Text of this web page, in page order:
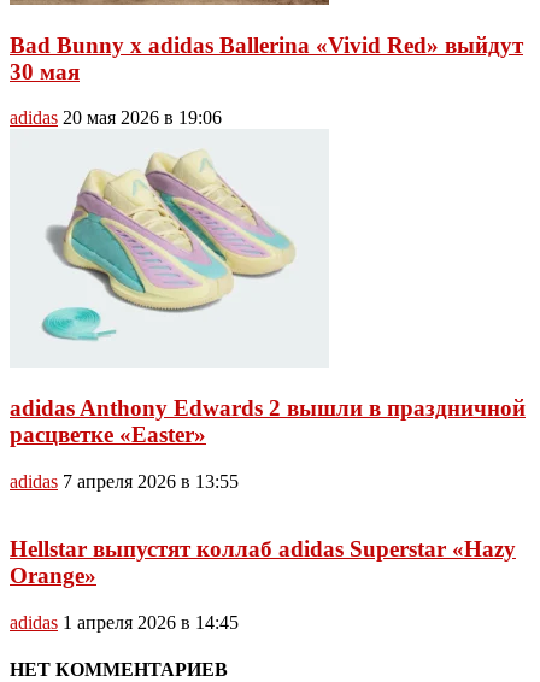
Bad Bunny x adidas Ballerina «Vivid Red» выйдут
30 мая
adidas 20 мая 2026 в 19:06
adidas Anthony Edwards 2 вышли в праздничной
расцветке «Easter»
adidas 7 апреля 2026 в 13:55
Hellstar выпустят коллаб adidas Superstar «Hazy
Orange»
adidas 1 апреля 2026 в 14:45
НЕТ КОММЕНТАРИЕВ